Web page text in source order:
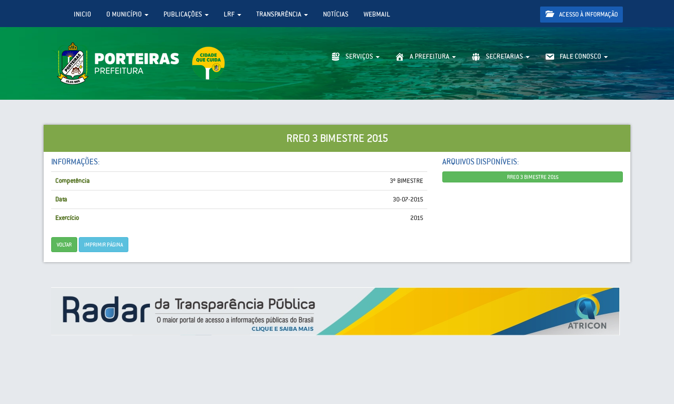
INICIO O MUNICÍPIO PUBLICAÇÕES LRF TRANSPARÊNCIA NOTÍCIAS WEBMAIL ACESSO À INFORMAÇÃO
SERVIÇOS A PREFEITURA SECRETARIAS FALE CONOSCO
RREO 3 BIMESTRE 2015
INFORMAÇÕES:
Competência 3º BIMESTRE
Data 30-07-2015
Exercício 2015
VOLTAR IMPRIMIR PÁGINA
ARQUIVOS DISPONÍVEIS:
RREO 3 BIMESTRE 2015